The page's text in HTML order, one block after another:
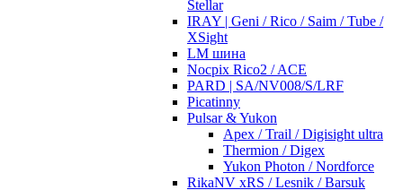
Stellar
IRAY | Geni / Rico / Saim / Tube /
XSight
LM шина
Nocpix Rico2 / ACE
PARD | SA/NV008/S/LRF
Picatinny
Pulsar & Yukon
Apex / Trail / Digisight ultra
Thermion / Digex
Yukon Photon / Nordforce
RikaNV xRS / Lesnik / Barsuk